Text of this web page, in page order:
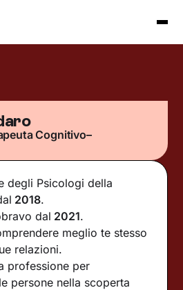
Cognitivo–
degli Psicologi della
2018.
dal 2021.
meglio te stesso
relazioni.
professione per
persone nella scoperta